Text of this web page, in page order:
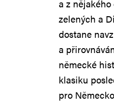
a z
zelených a
dostane
a
německé
klasiku
pro